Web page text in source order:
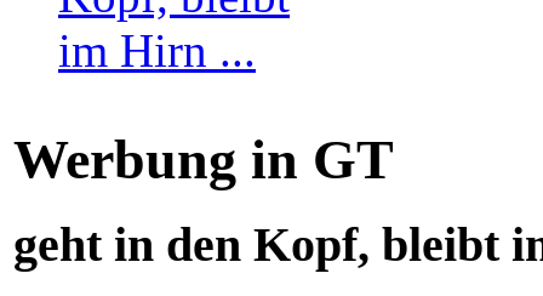
Werbung in GT
geht in den Kopf, bleibt